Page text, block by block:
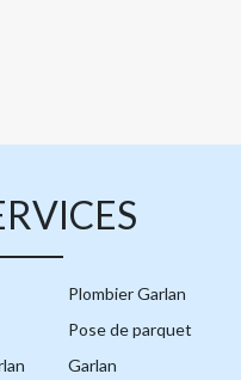
Plombier Garlan
Pose de parquet
Garlan